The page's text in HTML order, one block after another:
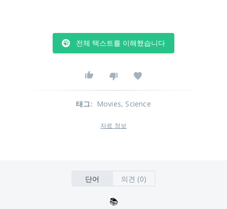
전체 텍스트를 이해했습니다
태그: Movies, Science
자료 정보
단어 의견 (0)
📚